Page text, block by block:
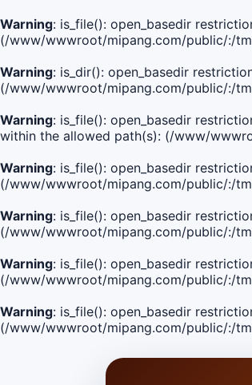
Warning: is_file(): open_basedir
(/www/wwwroot/mipang.com/public/:/
Warning: is_dir(): open_basedir
(/www/wwwroot/mipang.com/public/:/
Warning: is_file(): open_basedir
within the allowed path(s): (/www/
Warning: is_file(): open_basedir
(/www/wwwroot/mipang.com/public/:/
Warning: is_file(): open_basedir
(/www/wwwroot/mipang.com/public/:/
Warning: is_file(): open_basedir
(/www/wwwroot/mipang.com/public/:/
Warning: is_file(): open_basedir
(/www/wwwroot/mipang.com/public/:/